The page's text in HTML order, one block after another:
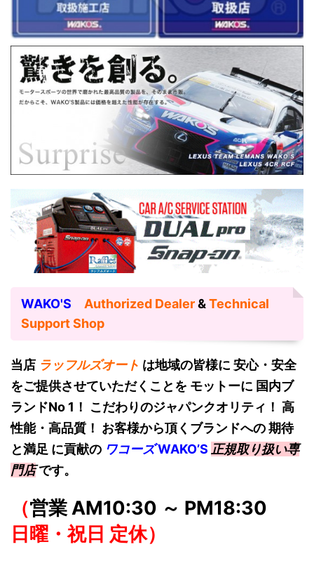
WAKO'S Authorized Dealer&Technical
Support Shop
当店 ラッフルズオート は地域の皆様に 安心・安全
をご提供させていただくことを モットーに 国内ブ
ランドNo 1！ こだわりのジャパンクオリティ！ 高
性能・高品質！ お客様から頂くブランドへの 期待
と満足 に貢献の ワコーズWAKO’S 正規取り扱い専
門店です。
（営業 AM10:30 ～ PM18:30
日曜・祝日 定休）